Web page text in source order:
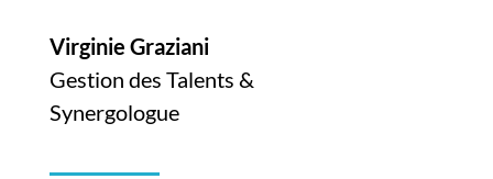
Virginie Graziani
Gestion des Talents &
Synergologue